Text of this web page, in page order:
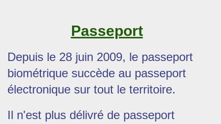
Passeport
Depuis le 28 juin 2009, le passeport
biométrique succède au passeport
électronique sur tout le territoire.
Il n'est plus délivré de passeport